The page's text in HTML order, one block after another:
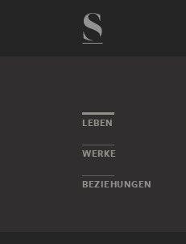
LEBEN
WERKE
BEZIEHUNGEN